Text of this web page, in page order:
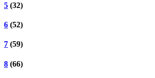
5 (32)
6 (52)
7 (59)
8 (66)